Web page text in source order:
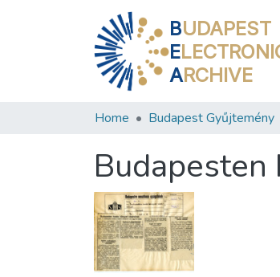
BUDAPEST
E
ARCHIVE
Home Budapest Gyűjtemény